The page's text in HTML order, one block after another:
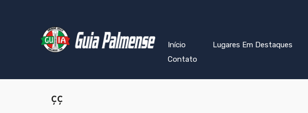
Início Lugares Em Destaques
Contato
çç